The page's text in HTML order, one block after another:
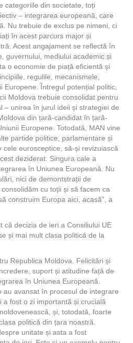
categoriile din societate, toți
– integrarea europeană, care
Nu trebuie de exclus pe nimeni, ci
în acest parcurs major și
Acest angajament se reflectă în
guvernului, mediului academic și
o economie de piață eficientă și
regulile, mecanismele,
Europene. Întregul potențial politic,
Moldova trebuie consolidat pentru
– unirea în jurul ideii și strategiei de
din țară-candidat în țară-
Europene. Totodată, MAN vine
partide politice, parlamentare și
eurosceptice, să-și revizuiască
deziderat. Singura cale a
în Uniunea Europeană. Nu
nici de demontstrații de
cu toții și să facem ca
construim Europa aici, acasă”, a
că decizia de ieri a Consiliului UE
și mai mult clasa politică de la
Republica Moldova. Felicitări și
suport și atitudine față de
în Uniunea Europeană.
au avansat în procesul de integrare
fost o zi importantă și crucială
și, totodată, foarte
politică din țara noastră.
unitate și asta a fost